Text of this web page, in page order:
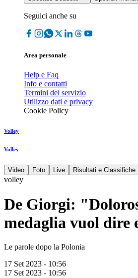
Seguici anche su
Area personale
Help e Faq
Info e contatti
Termini del servizio
Utilizzo dati e privacy
Cookie Policy
Volley
Volley
Video Foto Live Risultati e Classifiche
volley
De Giorgi:
medaglia vuol dire
Le parole dopo la Polonia
17 Set 2023 - 10:56
17 Set 2023 - 10:56